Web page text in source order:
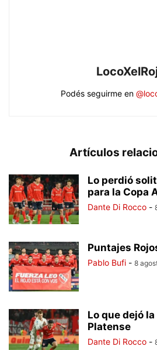
Podés seguirme en
Artículos
Lo perdió
para la Copa
Dante Di Rocco -
Puntajes
Pablo Bufi - 8
Lo que dejó
Platense
Dante Di Rocco -